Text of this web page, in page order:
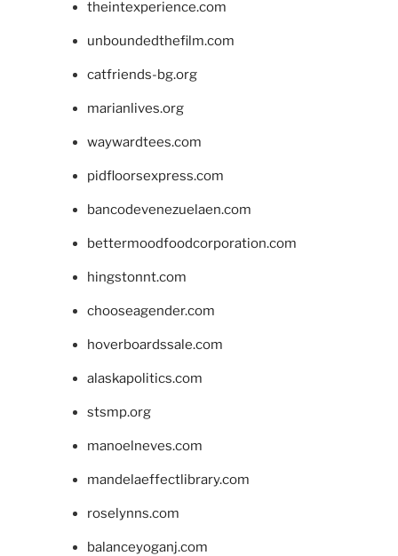
theintexperience.com
unboundedthefilm.com
catfriends-bg.org
marianlives.org
waywardtees.com
pidfloorsexpress.com
bancodevenezuelaen.com
bettermoodfoodcorporation.com
hingstonnt.com
chooseagender.com
hoverboardssale.com
alaskapolitics.com
stsmp.org
manoelneves.com
mandelaeffectlibrary.com
roselynns.com
balanceyoganj.com